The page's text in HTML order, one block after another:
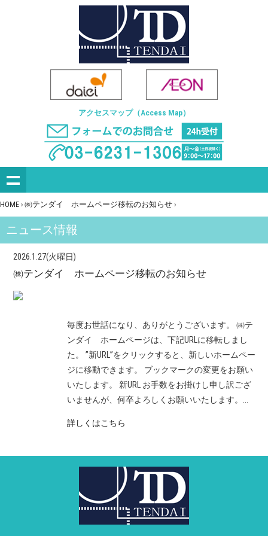
アクセスマップ（Access Map）
HOME › ㈱テンダイ ホームページ移転のお知らせ ›
ニュース情報
2026.1.27(火曜日)
㈱テンダイ ホームページ移転のお知らせ
毎度お世話になり、ありがとうございます。 ㈱テ
ンダイ ホームページは、下記URLに移転しまし
た。 ”新URL”をクリックすると、新しいホームペー
ジに移動できます。 ブックマークの変更をお願い
いたします。 新URL お手数をお掛けし申し訳ござ
いませんが、何卒よろしくお願いいたします。...
詳しくはこちら